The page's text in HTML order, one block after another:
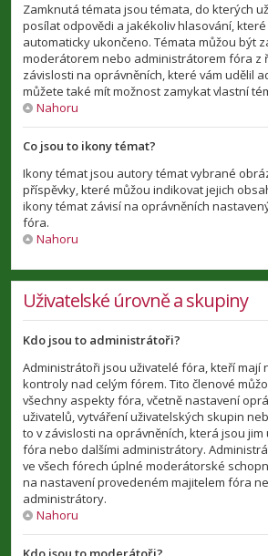
Zamknutá témata jsou témata, do kterých
posílat odpovědi a jakékoliv hlasování,
automaticky ukončeno. Témata můžou být
moderátorem nebo administrátorem fóra z
závislosti na oprávněních, které vám udělil
můžete také mít možnost zamykat vlastní
Nahoru
Co jsou to ikony témat?
Ikony témat jsou autory témat vybrané
příspěvky, které můžou indikovat jejich
ikony témat závisí na oprávněních
fóra.
Nahoru
Uživatelské úrovně a skupiny
Kdo jsou to administrátoři?
Administrátoři jsou uživatelé fóra, kteří mají
kontroly nad celým fórem. Tito členové
všechny aspekty fóra, včetně nastavení
uživatelů, vytváření uživatelských skupin
to v závislosti na oprávněních, která jsou
fóra nebo dalšími administrátory.
ve všech fórech úplné moderátorské
na nastavení provedeném majitelem fóra
administrátory.
Nahoru